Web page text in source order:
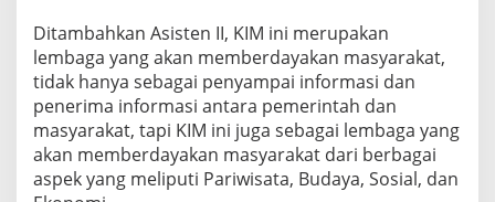
A
T
A
N
Ditambahkan Asisten II, KIM ini merupakan
lembaga yang akan memberdayakan masyarakat,
tidak hanya sebagai penyampai informasi dan
penerima informasi antara pemerintah dan
masyarakat, tapi KIM ini juga sebagai lembaga yang
akan memberdayakan masyarakat dari berbagai
aspek yang meliputi Pariwisata, Budaya, Sosial, dan